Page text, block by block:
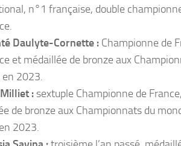
n°1 française, double
Daulyte-Cornette : Championne de
et médaillée de bronze aux
en 2023.
: sextuple Championne de
de bronze aux Championnats du
2023.